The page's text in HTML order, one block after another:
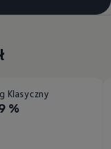
Klasyczny
%